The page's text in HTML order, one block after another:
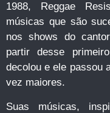
1988, Reggae
músicas que são
nos shows do
partir desse
decolou e ele passou
vez maiores.
Suas músicas,